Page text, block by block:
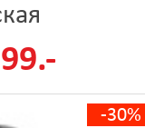
-30%